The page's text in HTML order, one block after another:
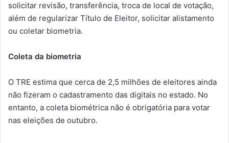
solicitar revisão, transferência, troca de local de votação,
além de regularizar Título de Eleitor, solicitar alistamento
ou coletar biometria.
Coleta da biometria
O TRE estima que cerca de 2,5 milhões de eleitores ainda
não fizeram o cadastramento das digitais no estado. No
entanto, a coleta biométrica não é obrigatória para votar
nas eleições de outubro.